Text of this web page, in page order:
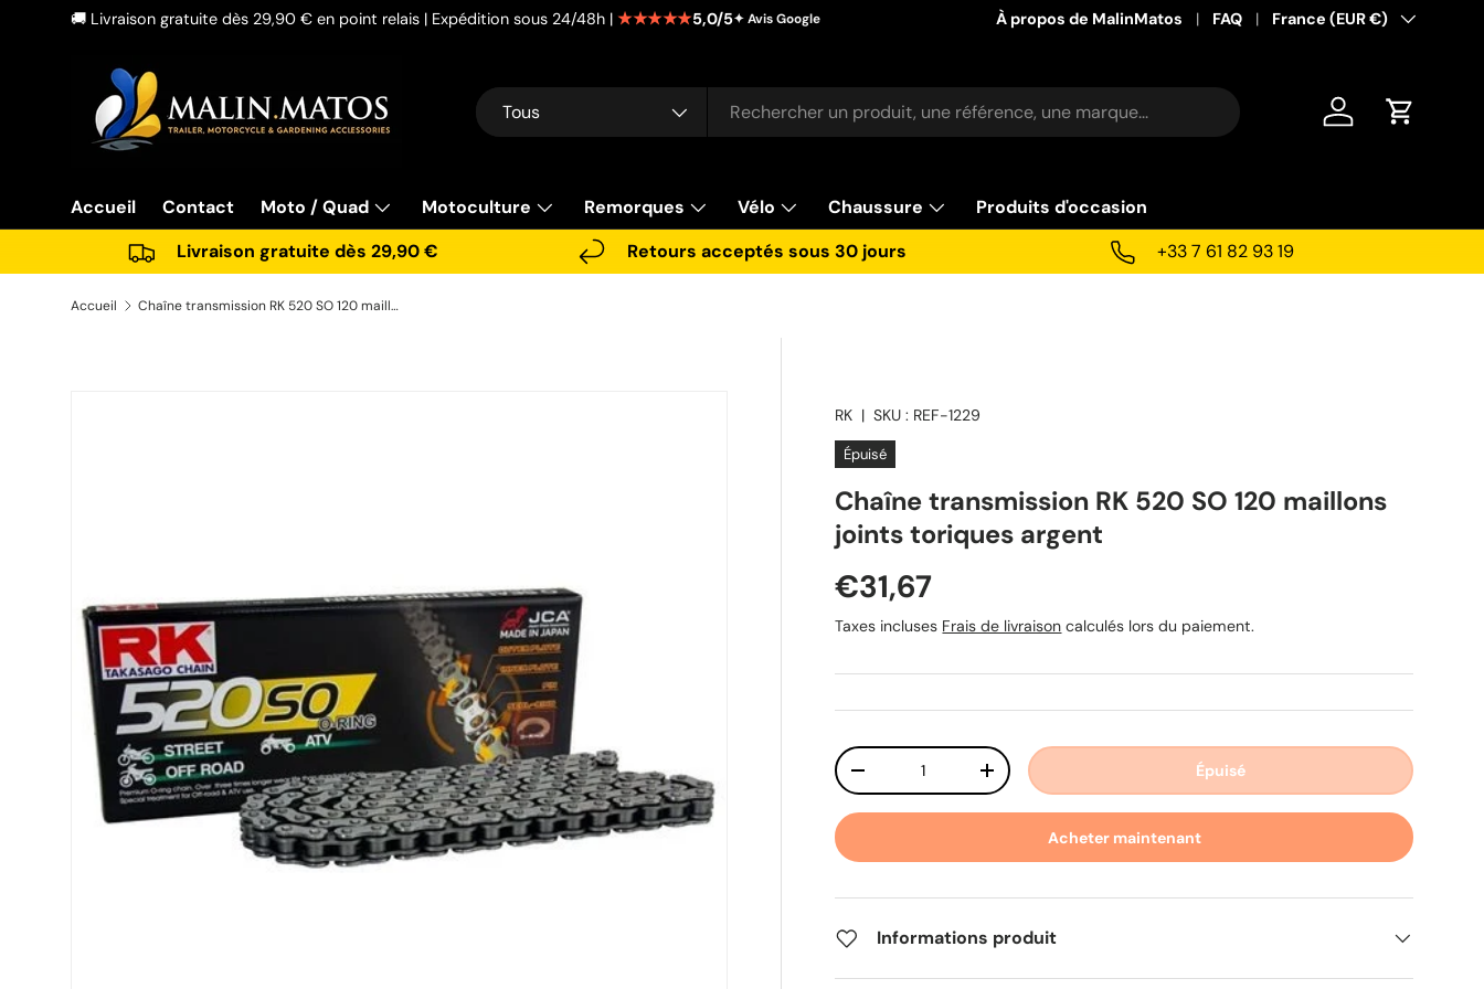
🚚 Livraison gratuite dès 29,90 € en point relais | Expédition sous 24/48h | ★★★★★5,0/5✦ Avis Google À propos de MalinMatos FAQ Pays
France (EUR €)
Recherche
Type de produit
Tous Se connecter
Panier
Accueil Contact Moto / Quad Motoculture Remorques Vélo Chaussure
Produits d'occasion
Livraison gratuite dès 29,90 €
Retours acceptés sous 30 jours +33 7 61 82 93 19
Accueil Chaîne transmission RK 520 SO 120 maillons joints toriques argent
RK |SKU : REF-1229
Épuisé
Chaîne transmission RK 520 SO 120 maillons
joints toriques argent
Prix habituel
€31,67
Taxes incluses Frais de livraison calculés lors du paiement.
Qté
Diminuer la quantitéAugmenter la quantité Épuisé
Acheter maintenant
Informations produit